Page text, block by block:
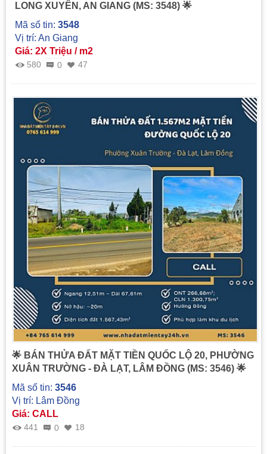
LONG XUYÊN, AN GIANG (MS: 3548) 🌟
Mã số tin: 3548
Vị trí: An Giang
Giá: 2X Triệu / m2
580 0 47
🌟 BÁN THỬA ĐẤT MẶT TIỀN QUỐC LỘ 20, PHƯỜNG
XUÂN TRƯỜNG - ĐÀ LẠT, LÂM ĐỒNG (MS: 3546) 🌟
Mã số tin: 3546
Vị trí: Lâm Đồng
Giá: CALL
441 0 18